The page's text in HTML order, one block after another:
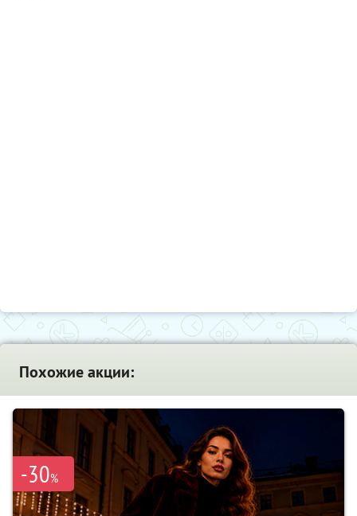
Похожие акции:
-30%